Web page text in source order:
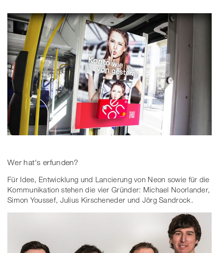
Wer hat's erfunden?
Für Idee, Entwicklung und Lancierung von Neon sowie für die
Kommunikation stehen die vier Gründer: Michael Noorlander,
Simon Youssef, Julius Kirscheneder und Jörg Sandrock.